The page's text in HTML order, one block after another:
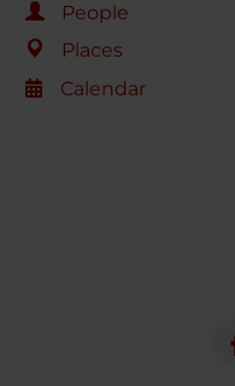
People
Places
Calendar